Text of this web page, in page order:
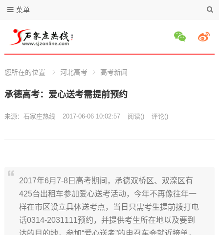
菜单
您所在的位置 河北高考 高考新闻
承德高考：爱心送考需提前预约
来源： 石家庄热线 2017-06-06 10:02:57 阅读() 评论()
2017年6月7-8日高考期间，承德双桥区、双滦区有
425台出租车参加爱心送考活动，今年不再像往年一
样在市区设立具体送考点，当日只需考生提前拨打电
话0314-2031111预约，并提供考生所在地以及要到
达的目的地，参加“爱心送考”的电召车会就近接单，